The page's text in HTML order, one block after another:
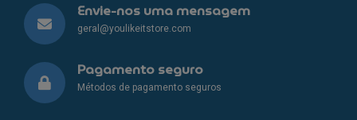
Envie-nos uma mensagem
geral@youlikeitstore.com
Pagamento seguro
Métodos de pagamento seguros